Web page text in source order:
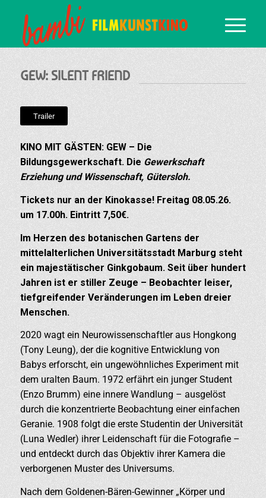
GEW: SILENT FRIEND
Trailer
KINO MIT GÄSTEN: GEW – Die
Bildungsgewerkschaft. Die Gewerkschaft
Erziehung und Wissenschaft, Gütersloh.
Tickets nur an der Kinokasse! Freitag 08.05.26.
um 17.00h. Eintritt 7,50€.
Im Herzen des botanischen Gartens der
mittelalterlichen Universitätsstadt Marburg steht
ein majestätischer Ginkgobaum. Seit über hundert
Jahren ist er stiller Zeuge – Beobachter leiser,
tiefgreifender Veränderungen im Leben dreier
Menschen.
2020 wagt ein Neurowissenschaftler aus Hongkong
(Tony Leung), der die kognitive Entwicklung von
Babys erforscht, ein ungewöhnliches Experiment mit
dem uralten Baum. 1972 erfährt ein junger Student
(Enzo Brumm) eine innere Wandlung – ausgelöst
durch die konzentrierte Beobachtung einer einfachen
Geranie. 1908 folgt die erste Studentin der Universität
(Luna Wedler) ihrer Leidenschaft für die Fotografie –
und entdeckt durch das Objektiv ihrer Kamera die
verborgenen Muster des Universums.
Nach dem Goldenen-Bären-Gewinner „Körper und